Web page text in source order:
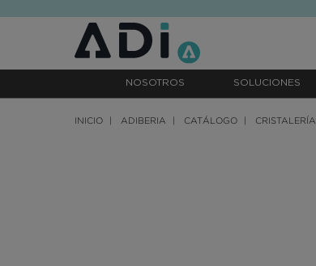
NOSOTROS SOLUCIONES
INICIO ADIBERIA CATÁLOGO CRISTALERÍA